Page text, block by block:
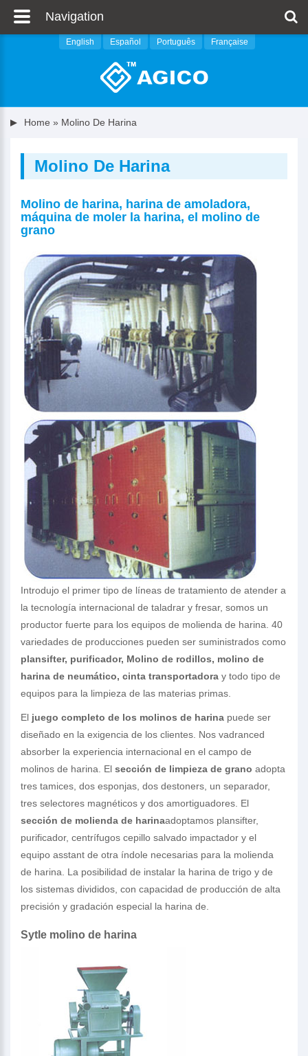
Française
Português
Español
English
Home » Molino De Harina
Molino De Harina
Molino de harina, harina de amoladora,
máquina de moler la harina, el molino de
grano
Introdujo el primer tipo de líneas de tratamiento de atender a
la tecnología internacional de taladrar y fresar, somos un
productor fuerte para los equipos de molienda de harina. 40
variedades de producciones pueden ser suministrados como
plansifter, purificador, Molino de rodillos, molino de
harina de neumático, cinta transportadora y todo tipo de
equipos para la limpieza de las materias primas.
El juego completo de los molinos de harina puede ser
diseñado en la exigencia de los clientes. Nos vadranced
absorber la experiencia internacional en el campo de
molinos de harina. Elsección de limpieza de grano adopta
tres tamices, dos esponjas, dos destoners, un separador,
tres selectores magnéticos y dos amortiguadores. El
sección de molienda de harinaadoptamos plansifter,
purificador, centrífugos cepillo salvado impactador y el
equipo asstant de otra índole necesarias para la molienda
de harina. La posibilidad de instalar la harina de trigo y de
los sistemas divididos, con capacidad de producción de alta
precisión y gradación especial la harina de.
Sytle molino de harina
Navigation